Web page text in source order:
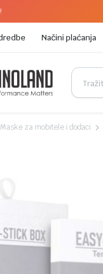
Načini plaćanja
Maske za mobitele i dodaci